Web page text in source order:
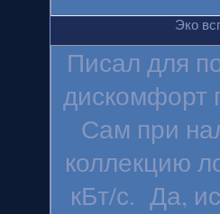
Эко
Писал для
дискомфорт
Сам при
коллекцию
кБт/с. Да,